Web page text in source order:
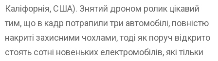
Каліфорнія, США). Знятий дроном ролик цікавий
тим, що в кадр потрапили три автомобілі, повністю
накриті захисними чохлами, тоді як поруч відкрито
стоять сотні новеньких електромобілів, які тільки